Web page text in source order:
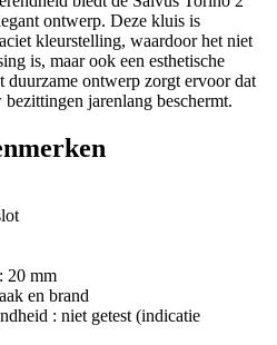
ontwerp. Deze kluis is
kleurstelling, waardoor het niet
is, maar ook een esthetische
ontwerp zorgt ervoor dat
jarenlang beschermt.
20 mm
en brand
: niet getest (indicatie